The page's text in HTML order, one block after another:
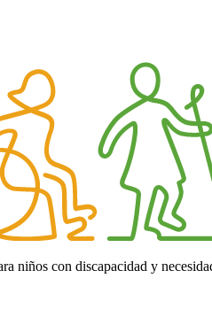
niños con discapacidad y